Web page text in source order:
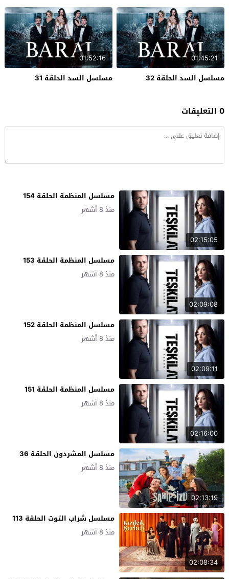
01:45:21
مسلسل السد الحلقة 32
01:52:16
مسلسل السد الحلقة 31
0 التعليقات
02:15:05
مسلسل المنظمة الحلقة 154
منذ 8 أشهر
02:09:08
مسلسل المنظمة الحلقة 153
منذ 8 أشهر
02:09:11
مسلسل المنظمة الحلقة 152
منذ 8 أشهر
02:16:00
مسلسل المنظمة الحلقة 151
منذ 8 أشهر
02:13:19
مسلسل المشردون الحلقة 36
منذ 8 أشهر
02:08:34
مسلسل شراب التوت الحلقة 113
منذ 8 أشهر